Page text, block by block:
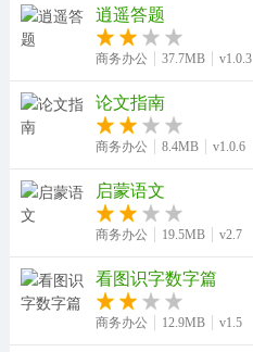
逍遥答题
商务办公 37.7MB v1.0.3
论文指南
商务办公 8.4MB v1.0.6
启蒙语文
商务办公 19.5MB v2.7
看图识字数字篇
商务办公 12.9MB v1.5